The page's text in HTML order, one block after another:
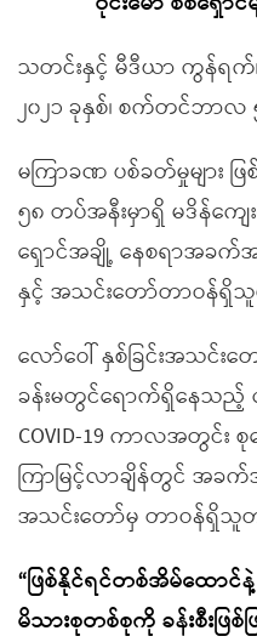
သတင်းနှင့် မီဒီယာ ကွန်ရက်
၂၀၂၁ ခုနှစ်၊ စက်တင်ဘာလ
မကြာခဏ ပစ်ခတ်မှုများ ဖ
၅၈ တပ်အနီးမှာရှိ မဒိန်ကျေ
ရှောင်အချို့ နေစရာအခက်
နှင့် အသင်းတော်တာဝန်ရှိသူ
လော်ဝေါ် နှစ်ခြင်းအသင်းတ
ခန်းမတွင်ရောက်ရှိနေသည့်
COVID-19 ကာလအတွင်း
ကြာမြင့်လာချိန်တွင် အခက်အ
အသင်းတော်မှ တာဝန်ရှိသူတ
“ဖြစ်နိုင်ရင်တစ်အိမ်ထော
မိသားစုတစ်စုကို ခန်းစီးဖြ